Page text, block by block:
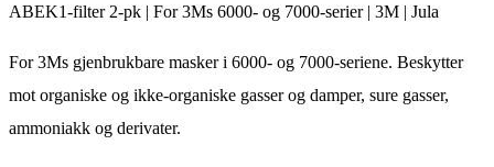
ABEK1-filter 2-pk | For 3Ms 6000- og 7000-serier | 3M | Jula
For 3Ms gjenbrukbare masker i 6000- og 7000-seriene. Beskytter
mot organiske og ikke-organiske gasser og damper, sure gasser,
ammoniakk og derivater.